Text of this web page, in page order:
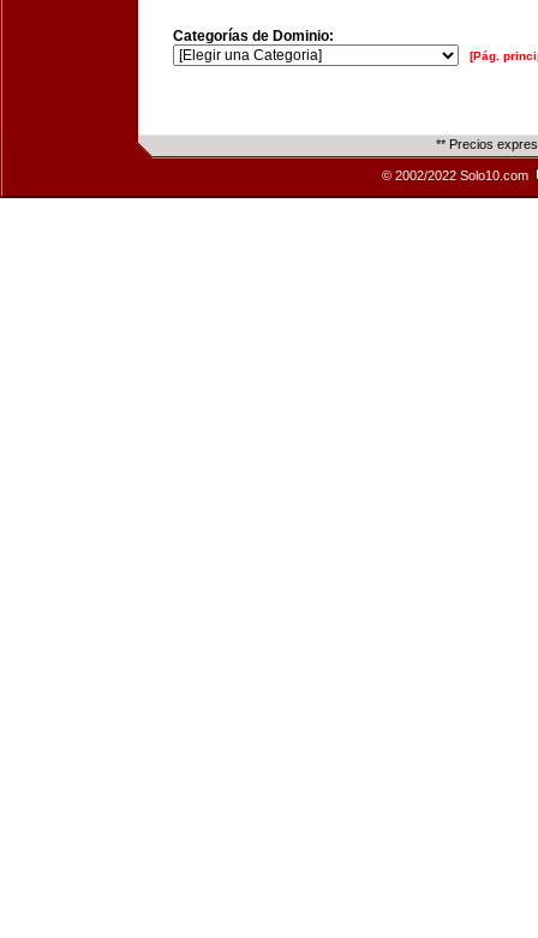
Categorías de Dominio:
[Pág.
** Precios
© 2002/2022 Solo10.com